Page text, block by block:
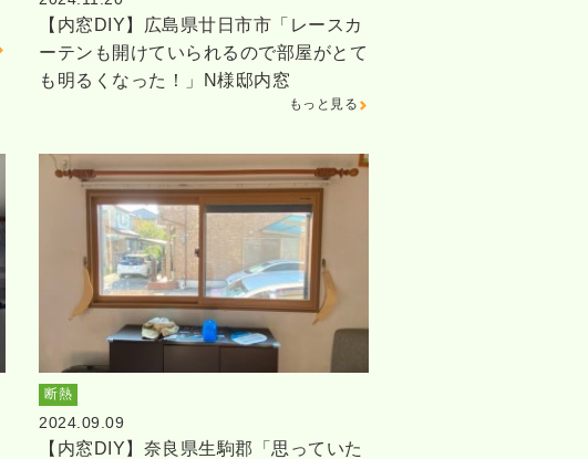
【内窓DIY】広島県廿日市市「レースカ
ーテンも開けていられるので部屋がとて
も明るくなった！」N様邸内窓
もっと見る
断熱
2024.09.09
【内窓DIY】奈良県生駒郡「思っていた